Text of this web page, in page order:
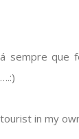
sempre que
in my